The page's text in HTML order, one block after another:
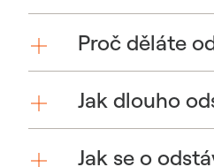
Proč děláte
Jak dlouho
Jak se o